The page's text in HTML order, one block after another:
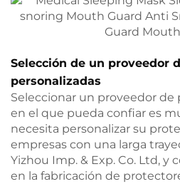
Selección de un proveedor
personalizadas
Seleccionar un proveedor
en el que pueda confiar es
necesita personalizar su
empresas con una larga
Yizhou Imp. & Exp. Co. Ltd, y
en la fabricación de